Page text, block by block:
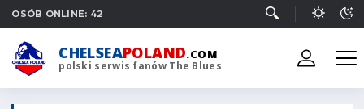
OSÓB ONLINE: 42
CHELSEAPOLAND.COM
polski serwis fanów The Blues